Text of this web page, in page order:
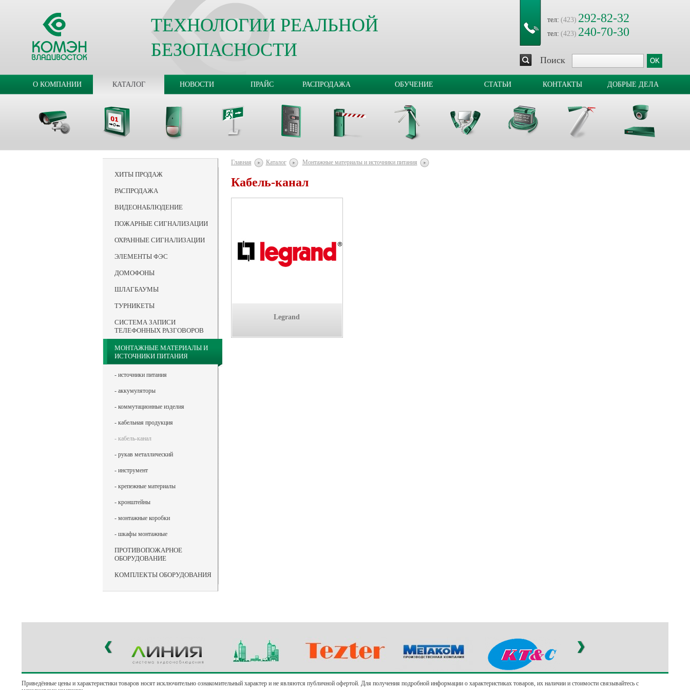
ТЕХНОЛОГИИ РЕАЛЬНОЙ
БЕЗОПАСНОСТИ
тел: (423) 292-82-32
тел: (423) 240-70-30
Поиск
О КОМПАНИИ КАТАЛОГ НОВОСТИ ПРАЙС РАСПРОДАЖА ОБУЧЕНИЕ СТАТЬИ КОНТАКТЫ ДОБРЫЕ ДЕЛА
ХИТЫ ПРОДАЖ
РАСПРОДАЖА
ВИДЕОНАБЛЮДЕНИЕ
ПОЖАРНЫЕ СИГНАЛИЗАЦИИ
ОХРАННЫЕ СИГНАЛИЗАЦИИ
ЭЛЕМЕНТЫ ФЭС
ДОМОФОНЫ
ШЛАГБАУМЫ
ТУРНИКЕТЫ
СИСТЕМА ЗАПИСИ
ТЕЛЕФОННЫХ РАЗГОВОРОВ
МОНТАЖНЫЕ МАТЕРИАЛЫ И
ИСТОЧНИКИ ПИТАНИЯ
- источники питания
- аккумуляторы
- коммутационные изделия
- кабельная продукция
- кабель-канал
- рукав металлический
- инструмент
- крепежные материалы
- кронштейны
- монтажные коробки
- шкафы монтажные
ПРОТИВОПОЖАРНОЕ
ОБОРУДОВАНИЕ
КОМПЛЕКТЫ ОБОРУДОВАНИЯ
Главная Каталог Монтажные материалы и источники питания
Кабель-канал
Legrand
Приведённые цены и характеристики товаров носят исключительно ознакомительный характер и не являются публичной офертой. Для получения подробной информации о характеристиках товаров, их наличии и стоимости связывайтесь с